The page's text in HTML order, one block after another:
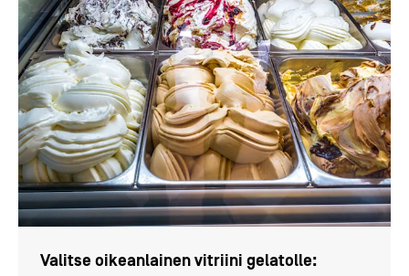
Valitse oikeanlainen vitriini gelatolle: